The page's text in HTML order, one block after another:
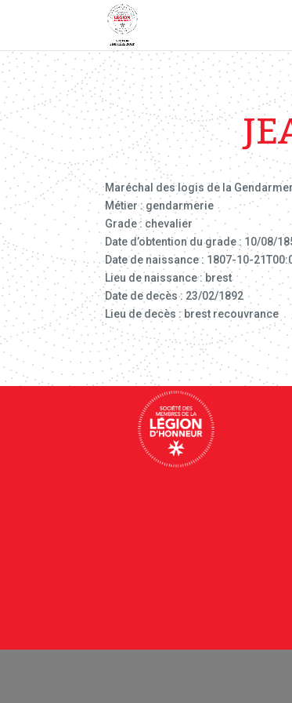
Maréchal des logis de la
Métier : gendarmerie
Grade : chevalier
Date d’obtention du grade : 10/08/
Date de naissance : 1807-10-
Lieu de naissance : brest
Date de decès : 23/02/1892
Lieu de decès : brest recouvrance